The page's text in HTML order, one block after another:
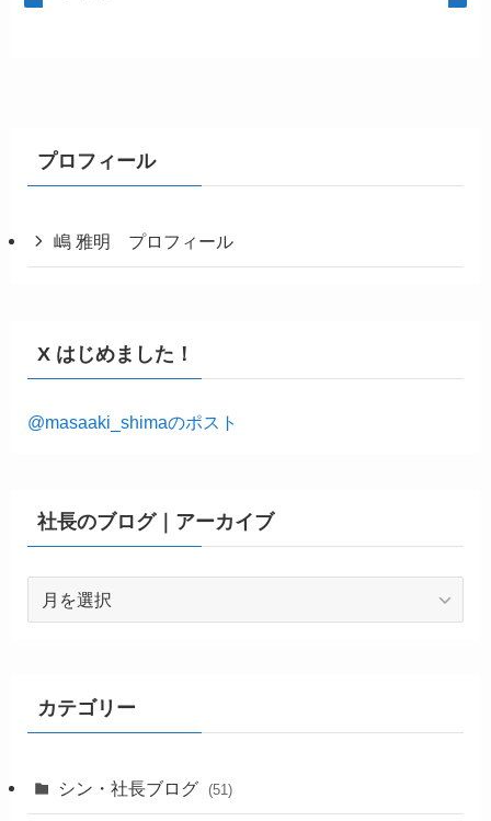
プロフィール
嶋 雅明 プロフィール
X はじめました！
@masaaki_shimaのポスト
社長のブログ｜アーカイブ
ア
カテゴリー
シン・社長ブログ (51)